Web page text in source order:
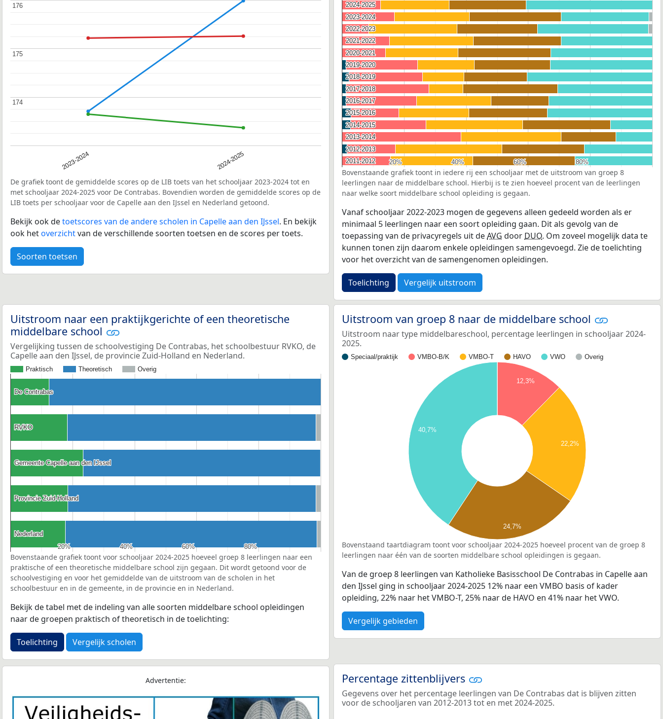
2023-2024 2024-2025
174
174
175
175
176
176
De grafiek toont de gemiddelde scores op de LIB toets van het schooljaar 2023-2024 tot en
met schooljaar 2024-2025 voor De Contrabas. Bovendien worden de gemiddelde scores op de
LIB toets per schooljaar voor de Capelle aan den IJssel en Nederland getoond.
Bekijk ook detoetscores van de andere scholen in Capelle aan den IJssel. En bekijk
ook hetoverzichtvan de verschillende soorten toetsen en de scores per toets.
Soorten toetsen
20%
20% 40%
40% 60%
60% 80%
80%
2024-2025
2024-2025
2023-2024
2023-2024
2022-2023
2022-2023
2021-2022
2021-2022
2020-2021
2020-2021
2019-2020
2019-2020
2018-2019
2018-2019
2017-2018
2017-2018
2016-2017
2016-2017
2015-2016
2015-2016
2014-2015
2014-2015
2013-2014
2013-2014
2012-2013
2012-2013
2011-2012
2011-2012
Bovenstaande grafiek toont in iedere rij een schooljaar met de uitstroom van groep 8
leerlingen naar de middelbare school. Hierbij is te zien hoeveel procent van de leerlingen
naar welke soort middelbare school opleiding is gegaan.
Vanaf schooljaar 2022-2023 mogen de gegevens alleen gedeeld worden als er
minimaal 5 leerlingen naar een soort opleiding gaan. Dit als gevolg van de
toepassing van de privacyregels uit deAVG door DUO. Om zoveel mogelijk data te
kunnen tonen zijn daarom enkele opleidingen samengevoegd. Zie de toelichting
voor het overzicht van de samengenomen opleidingen.
Toelichting Vergelijk uitstroom
Uitstroom naar een praktijkgerichte of een theoretische
middelbare school
Vergelijking tussen de schoolvestiging De Contrabas, het schoolbestuur RVKO, de
Capelle aan den IJssel, de provincie Zuid-Holland en Nederland.
Praktisch Theoretisch Overig
20%
20% 40%
40% 60%
60% 80%
80%
De Contrabas
De Contrabas
RVKO
RVKO
Gemeente Capelle aan den IJssel
Gemeente Capelle aan den IJssel
Provincie Zuid-Holland
Provincie Zuid-Holland
Nederland
Nederland
Bovenstaande grafiek toont voor schooljaar 2024-2025 hoeveel groep 8 leerlingen naar een
praktische of een theoretische middelbare school zijn gegaan. Dit wordt getoond voor de
schoolvestiging en voor het gemiddelde van de uitstroom van de scholen in het
schoolbestuur en in de gemeente, in de provincie en in Nederland.
Bekijk de tabel met de indeling van alle soorten middelbare school opleidingen
naar de groepen praktisch of theoretisch in de toelichting:
Toelichting Vergelijk scholen
Uitstroom van groep 8 naar de middelbare school
Uitstroom naar type middelbareschool, percentage leerlingen in schooljaar 2024-
2025.
Speciaal/praktijk VMBO-B/K VMBO-T HAVO VWO Overig
12,3%
22,2%
40,7%
24,7%
Bovenstaand taartdiagram toont voor schooljaar 2024-2025 hoeveel procent van de groep 8
leerlingen naar één van de soorten middelbare school opleidingen is gegaan.
Van de groep 8 leerlingen van Katholieke Basisschool De Contrabas in Capelle aan
den IJssel ging in schooljaar 2024-2025 12% naar een VMBO basis of kader
opleiding, 22% naar het VMBO-T, 25% naar de HAVO en 41% naar het VWO.
Vergelijk gebieden
Advertentie: Percentage zittenblijvers
Gegevens over het percentage leerlingen van De Contrabas dat is blijven zitten
voor de schooljaren van 2012-2013 tot en met 2024-2025.